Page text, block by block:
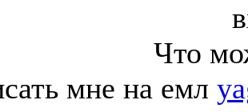
Что
мне на емл